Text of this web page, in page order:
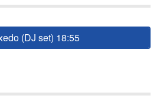
(DJ set) 18:55